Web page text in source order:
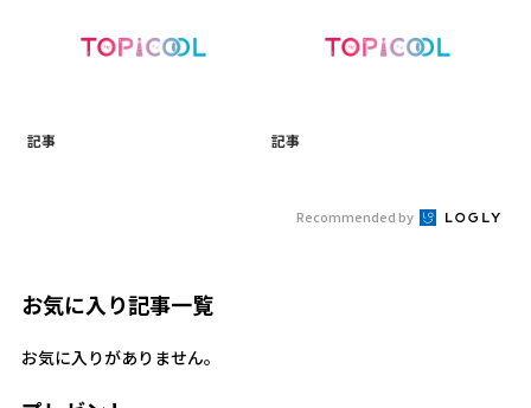
記事 記事
Recommended by
お気に入り記事一覧
お気に入りがありません。